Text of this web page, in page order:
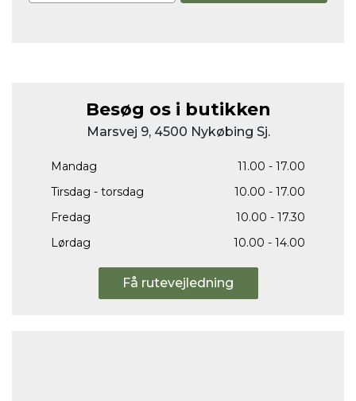
Besøg os i butikken
Marsvej 9, 4500 Nykøbing Sj.
Mandag
11.00 - 17.00
Tirsdag - torsdag
10.00 - 17.00
Fredag
10.00 - 17.30
Lørdag
10.00 - 14.00
Få rutevejledning